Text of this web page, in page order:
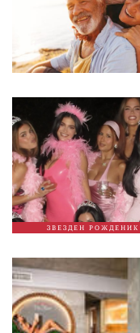
ЗВЕЗДЕН РОЖДЕНИК